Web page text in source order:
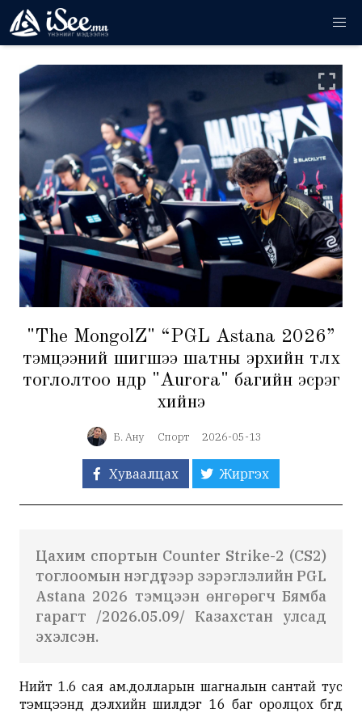
"The MongolZ" “PGL Astana 2026”
тэмцээний шигшээ шатны эрхийн төлөөх
тоглолтоо өнөөдөр "Aurora" багийн эсрэг
хийнэ
Б. Ану Спорт 2026-05-13
Хуваалцах Жиргэх
Цахим спортын Counter Strike-2 (CS2)
тоглоомын нэгдүгээр зэрэглэлийн PGL
Astana 2026 тэмцээн өнгөрөгч Бямба
гарагт /2026.05.09/ Казахстан улсад
эхэлсэн.
Нийт 1.6 сая ам.долларын шагналын сантай тус
тэмцээнд дэлхийн шилдэг 16 баг оролцох бөгөөд